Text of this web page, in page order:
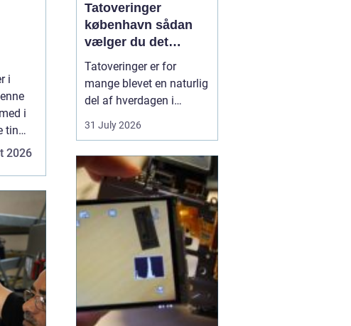
i
i
ting
2026
Tatoveringer
københavn sådan
vælger du det
rigtige studie
Tatoveringer er for
mange blevet en naturlig
del af hverdagen i
København. Byen er fyldt
med dygtige artister,
moderne tatovørbutikker,
hvor stilarter og udtryk
spænder vidt. Når man
søger efter ...
31 July 2026